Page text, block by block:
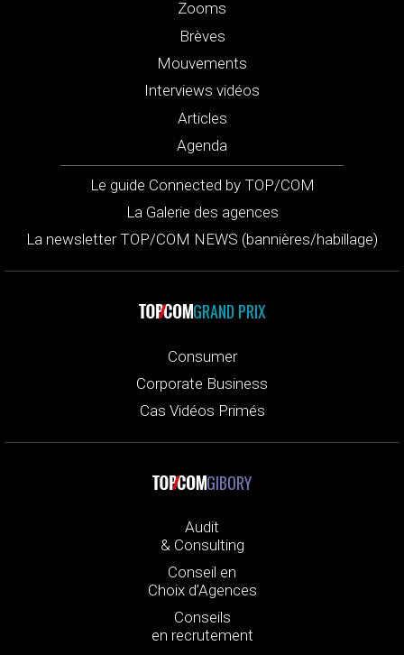
Zooms
Brèves
Mouvements
Interviews vidéos
Articles
Agenda
Le guide Connected by TOP/COM
La Galerie des agences
La newsletter TOP/COM NEWS (bannières/habillage)
GRAND PRIX
Consumer
Corporate Business
Cas Vidéos Primés
GIBORY
Audit
& Consulting
Conseil en
Choix d’Agences
Conseils
en recrutement